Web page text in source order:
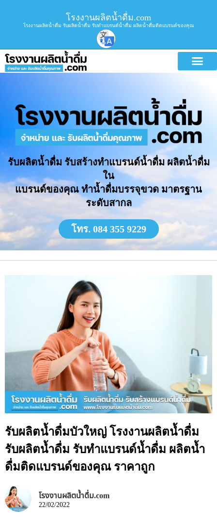
โรงงานผลิตน้ำดื่ม.com
โรงงานผลิตน้ำดื่ม รับผลิตน้ำดื่ม รับทำแบรนด์น้ำดื่ม ผลิตน้ำดื่มติดแบรนด์ของคุณ
รับผลิตน้ำดื่ม รับสร้างทำแบรนด์น้ำดื่ม ผลิตน้ำดื่ม
ใน
แบรนด์ของคุณ ทำน้ำดื่มบรรจุขวด มาตรฐาน
ระดับสากล
โทร. 084 355 9229
รับผลิตน้ำดื่มบัวใหญ่ โรงงานผลิตน้ำดื่ม
รับผลิตน้ำดื่ม รับทำแบรนด์น้ำดื่ม ผลิตน้ำ
ดื่มติดแบรนด์ของคุณ ราคาถูก
โรงงานผลิตน้ำดื่ม.com
22/02/2022